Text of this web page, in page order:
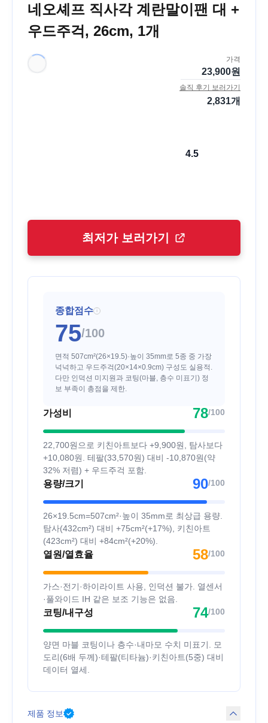
네오셰프 직사각 계란말이팬 대 +
우드주걱, 26cm, 1개
가격
23,900원
솔직 후기 보러가기
2,831개
4.5
최저가 보러가기
종합점수 i
75/100
면적 507cm²(26×19.5)·높이 35mm로 5종 중 가장
넉넉하고 우드주걱(20×14×0.9cm) 구성도 실용적.
다만 인덕션 미지원과 코팅(마블, 층수 미표기) 정
보 부족이 총점을 제한.
가성비 78/100
22,700원으로 키친아트보다 +9,900원, 탐사보다
+10,080원. 테팔(33,570원) 대비 -10,870원(약
32% 저렴) + 우드주걱 포함.
용량/크기 90/100
26×19.5cm=507cm²·높이 35mm로 최상급 용량.
탐사(432cm²) 대비 +75cm²(+17%), 키친아트
(423cm²) 대비 +84cm²(+20%).
열원/열효율 58/100
가스·전기·하이라이트 사용, 인덕션 불가. 열센서
·풀와이드 IH 같은 보조 기능은 없음.
코팅/내구성 74/100
양면 마블 코팅이나 층수·내마모 수치 미표기. 모
도리(6배 두께)·테팔(티타늄)·키친아트(5중) 대비
데이터 열세.
제품 정보